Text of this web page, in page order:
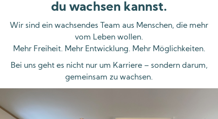
du wachsen kannst.
Wir sind ein wachsendes Team aus Menschen, die mehr
vom Leben wollen.
Mehr Freiheit. Mehr Entwicklung. Mehr Möglichkeiten.
Bei uns geht es nicht nur um Karriere – sondern darum,
gemeinsam zu wachsen.